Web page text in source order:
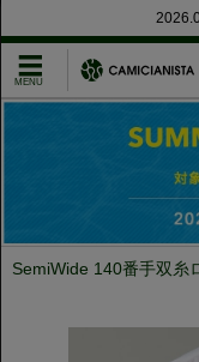
SemiWide 140番手双糸